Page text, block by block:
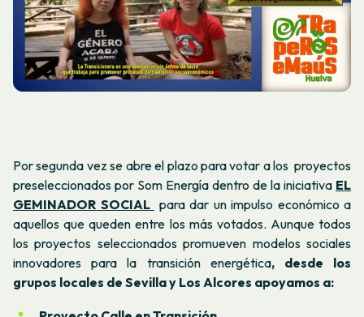
Por segunda vez se abre el plazo para votar a los proyectos
preseleccionados por Som Energía dentro de la iniciativa EL
GEMINADOR SOCIAL para dar un impulso económico a
aquellos que queden entre los más votados. Aunque todos
los proyectos seleccionados promueven modelos sociales
innovadores para la transición energética, desde los
grupos locales de Sevilla y Los Alcores apoyamos a: